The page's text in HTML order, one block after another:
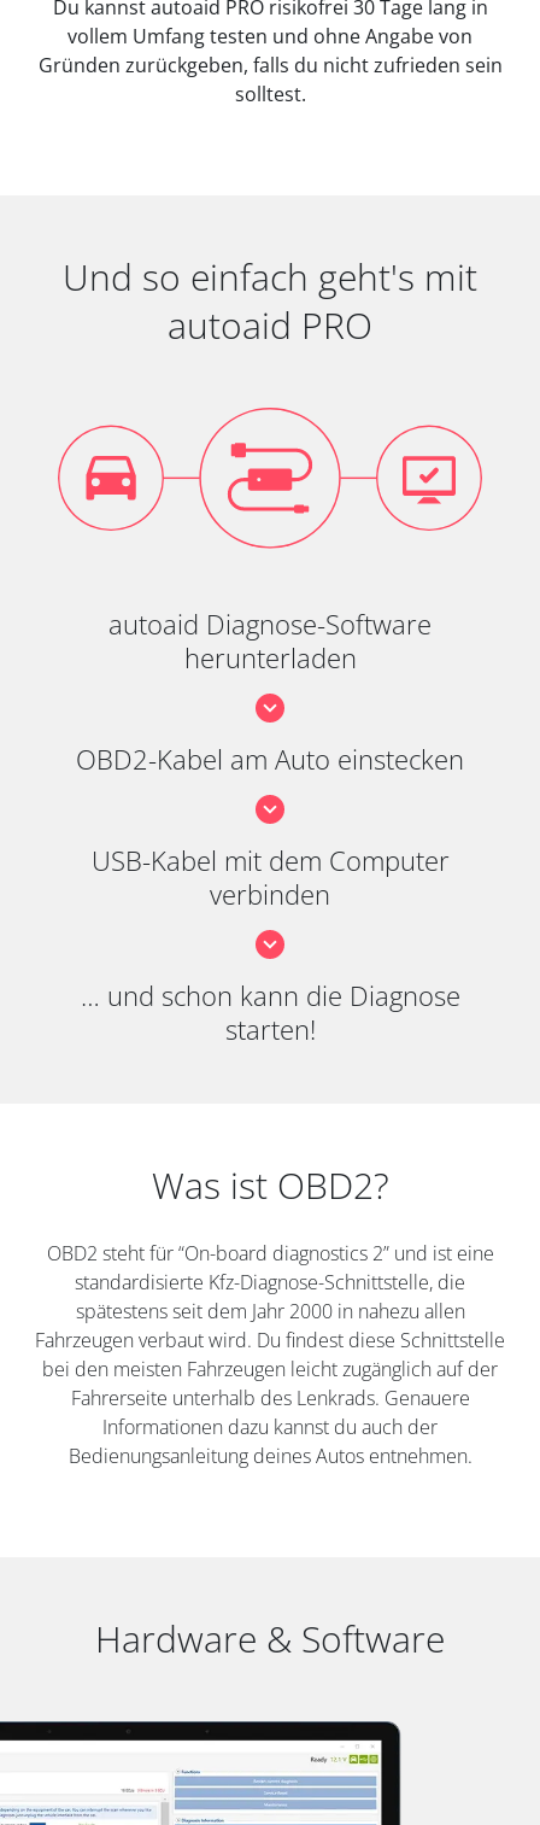
Du kannst autoaid PRO risikofrei 30 Tage lang in
vollem Umfang testen und ohne Angabe von
Gründen zurückgeben, falls du nicht zufrieden sein
solltest.
Und so einfach geht's mit
autoaid PRO
autoaid Diagnose-Software
herunterladen
OBD2-Kabel am Auto einstecken
USB-Kabel mit dem Computer
verbinden
… und schon kann die Diagnose
starten!
Was ist OBD2?
OBD2 steht für “On-board diagnostics 2” und ist eine
standardisierte Kfz-Diagnose-Schnittstelle, die
spätestens seit dem Jahr 2000 in nahezu allen
Fahrzeugen verbaut wird. Du findest diese Schnittstelle
bei den meisten Fahrzeugen leicht zugänglich auf der
Fahrerseite unterhalb des Lenkrads. Genauere
Informationen dazu kannst du auch der
Bedienungsanleitung deines Autos entnehmen.
Hardware & Software